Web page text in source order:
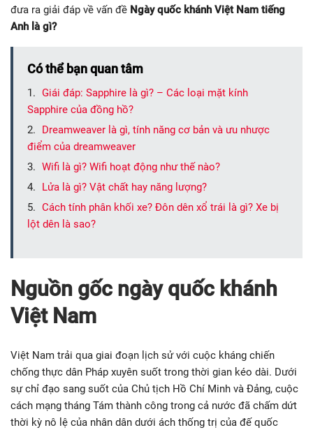
đưa ra giải đáp về vấn đề Ngày quốc khánh Việt Nam tiếng
Anh là gì?
Có thể bạn quan tâm
Giái đáp: Sapphire là gì? – Các loại mặt kính
Sapphire của đồng hồ?
Dreamweaver là gì, tính năng cơ bản và ưu nhược
điểm của dreamweaver
Wifi là gì? Wifi hoạt động như thế nào?
Lửa là gì? Vật chất hay năng lượng?
Cách tính phân khối xe? Đôn dên xổ trái là gì? Xe bị
lột dên là sao?
Nguồn gốc ngày quốc khánh
Việt Nam
Việt Nam trải qua giai đoạn lịch sử với cuộc kháng chiến
chống thực dân Pháp xuyên suốt trong thời gian kéo dài. Dưới
sự chỉ đạo sang suốt của Chủ tịch Hồ Chí Minh và Đảng, cuộc
cách mạng tháng Tám thành công trong cả nước đã chấm dứt
thời kỳ nô lệ của nhân dân dưới ách thống trị của đế quốc